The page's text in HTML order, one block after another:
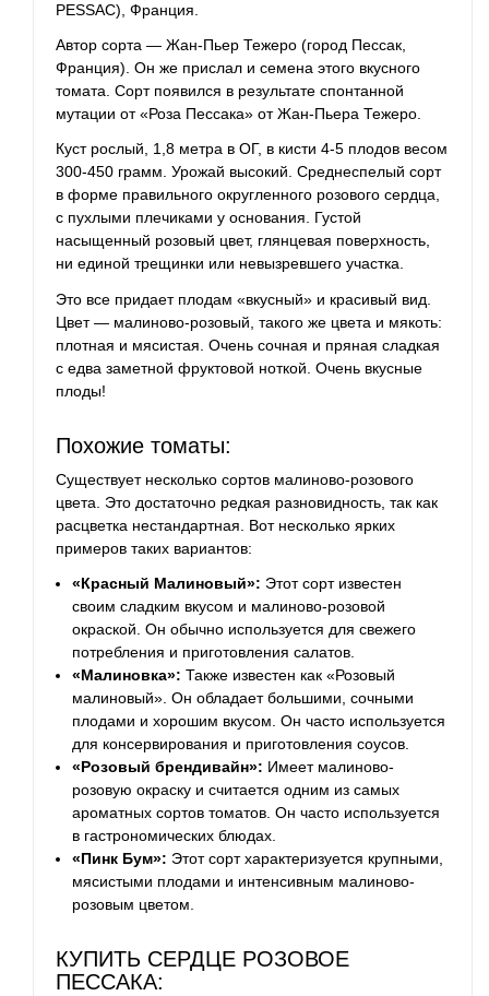
PESSAC), Франция.
Автор сорта — Жан-Пьер Тежеро (город Пессак,
Франция). Он же прислал и семена этого вкусного
томата. Сорт появился в результате спонтанной
мутации от «Роза Пессака» от Жан-Пьера Тежеро.
Куст рослый, 1,8 метра в ОГ, в кисти 4-5 плодов весом
300-450 грамм. Урожай высокий. Среднеспелый сорт
в форме правильного округленного розового сердца,
с пухлыми плечиками у основания. Густой
насыщенный розовый цвет, глянцевая поверхность,
ни единой трещинки или невызревшего участка.
Это все придает плодам «вкусный» и красивый вид.
Цвет — малиново-розовый, такого же цвета и мякоть:
плотная и мясистая. Очень сочная и пряная сладкая
с едва заметной фруктовой ноткой. Очень вкусные
плоды!
Похожие томаты:
Существует несколько сортов малиново-розового
цвета. Это достаточно редкая разновидность, так как
расцветка нестандартная. Вот несколько ярких
примеров таких вариантов:
«Красный Малиновый»: Этот сорт известен
своим сладким вкусом и малиново-розовой
окраской. Он обычно используется для свежего
потребления и приготовления салатов.
«Малиновка»: Также известен как «Розовый
малиновый». Он обладает большими, сочными
плодами и хорошим вкусом. Он часто используется
для консервирования и приготовления соусов.
«Розовый брендивайн»: Имеет малиново-
розовую окраску и считается одним из самых
ароматных сортов томатов. Он часто используется
в гастрономических блюдах.
«Пинк Бум»: Этот сорт характеризуется крупными,
мясистыми плодами и интенсивным малиново-
розовым цветом.
КУПИТЬ СЕРДЦЕ РОЗОВОЕ
ПЕССАКА: